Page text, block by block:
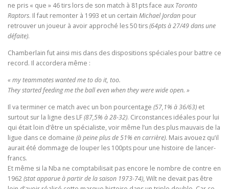
ne pris « que » 46 tirs lors de son match à 81pts face aux Toronto
Raptors. Il faut remonter à 1993 et un certain Michael Jordan pour
retrouver un joueur à avoir approché les 50 tirs(64pts à 27/49 dans une
défaite).
Chamberlain fut ainsi mis dans des dispositions spéciales pour battre ce
record. Il accordera même :
« my teammates wanted me to do it, too.
They started feeding me the ball even when they were wide open. »
Il va terminer ce match avec un bon pourcentage (57,1% à 36/63) et
surtout sur la ligne des LF(87,5% à 28-32). Circonstances idéales pour lui
qui était loin d’être un spécialiste, voir même l’un des plus mauvais de la
ligue dans ce domaine (à peine plus de 51% en carrière). Mais avouez qu’il
aurait été dommage de louper les 100pts pour une histoire de lancer-
francs.
Et même si la Nba ne comptabilisait pas encore le nombre de contre en
1962(stat apparue à partir de la saison 1973-74), Wilt ne devait pas être